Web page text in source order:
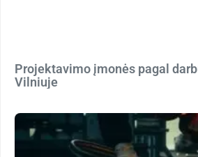
Projektavimo įmonės pagal
Vilniuje